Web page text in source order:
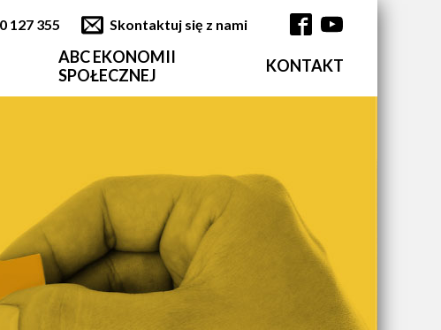
127 355 Skontaktuj się z nami
ABC EKONOMII
SPOŁECZNEJ
KONTAKT